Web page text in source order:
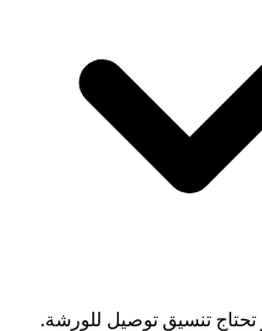
تحتاج تنسيق توصيل للورشة.